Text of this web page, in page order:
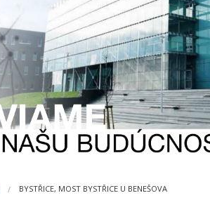
BYSTŘICE, MOST BYSTŘICE U BENEŠOVA